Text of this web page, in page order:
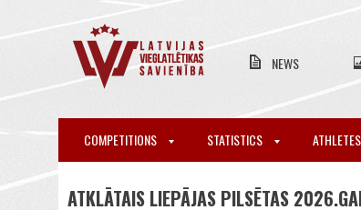
NEWS
COMPETITIONS STATISTICS ATHLETES
ATKLĀTAIS LIEPĀJAS PILSĒTAS